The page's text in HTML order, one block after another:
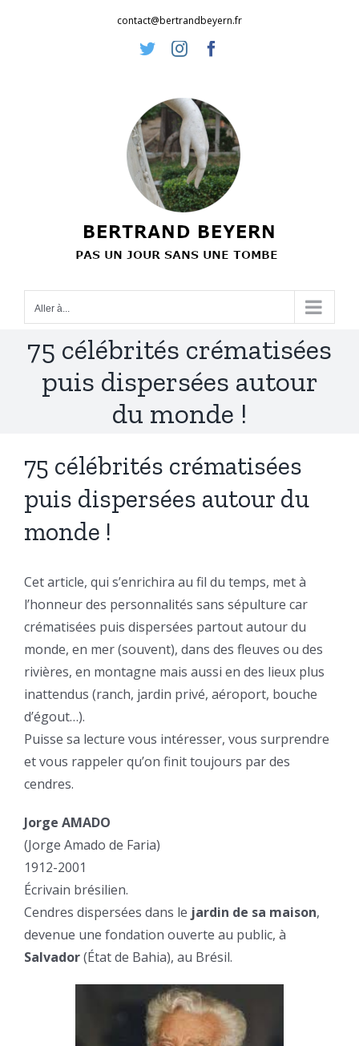
contact@bertrandbeyern.fr
TwitterInstagram
Aller à...
75 célébrités crématisées
puis dispersées autour
du monde !
75 célébrités crématisées
puis dispersées autour du
monde !
Cet article, qui s’enrichira au fil du temps, met à
l’honneur des personnalités sans sépulture car
crématisées puis dispersées partout autour du
monde, en mer (souvent), dans des fleuves ou des
rivières, en montagne mais aussi en des lieux plus
inattendus (ranch, jardin privé, aéroport, bouche
d’égout…).
Puisse sa lecture vous intéresser, vous surprendre
et vous rappeler qu’on finit toujours par des
cendres.
Jorge AMADO
(Jorge Amado de Faria)
1912-2001
Écrivain brésilien.
Cendres dispersées dans le jardin de sa maison,
devenue une fondation ouverte au public, à
Salvador(État de Bahia), au Brésil.